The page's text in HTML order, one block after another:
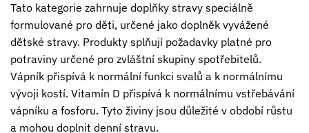
Tato kategorie zahrnuje doplňky stravy speciálně
formulované pro děti, určené jako doplněk vyvážené
dětské stravy. Produkty splňují požadavky platné pro
potraviny určené pro zvláštní skupiny spotřebitelů.
Vápník přispívá k normální funkci svalů a k normálnímu
vývoji kostí. Vitamín D přispívá k normálnímu vstřebávání
vápníku a fosforu. Tyto živiny jsou důležité v období růstu
a mohou doplnit denní stravu.